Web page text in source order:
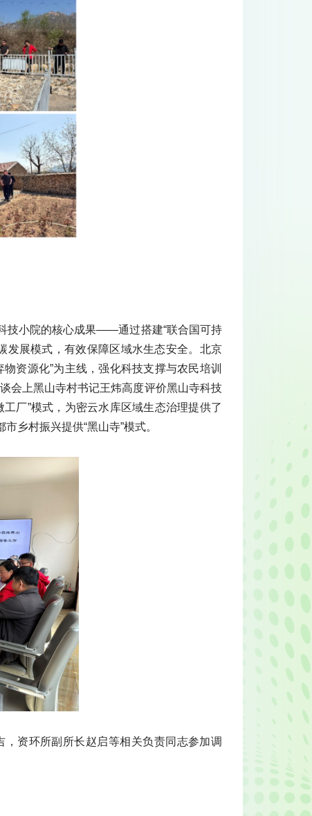
技小院的核心成果——通过搭建“联合国可持
发展模式，有效保障区域水生态安全。北京
资源化”为主线，强化科技支撑与农民培训
会上黑山寺村书记王炜高度评价黑山寺科技
厂”模式，为密云水库区域生态治理提供了
乡村振兴提供“黑山寺”模式。
资环所副所长赵启等相关负责同志参加调